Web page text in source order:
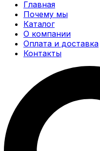
Главная
Почему мы
Каталог
О компании
Оплата и доставка
Контакты